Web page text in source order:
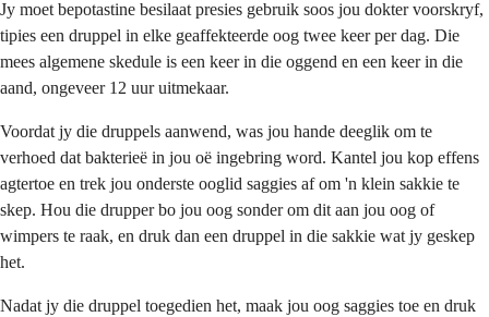
Jy moet bepotastine besilaat presies gebruik soos jou dokter voorskryf,
tipies een druppel in elke geaffekteerde oog twee keer per dag. Die
mees algemene skedule is een keer in die oggend en een keer in die
aand, ongeveer 12 uur uitmekaar.
Voordat jy die druppels aanwend, was jou hande deeglik om te
verhoed dat bakterieë in jou oë ingebring word. Kantel jou kop effens
agtertoe en trek jou onderste ooglid saggies af om 'n klein sakkie te
skep. Hou die drupper bo jou oog sonder om dit aan jou oog of
wimpers te raak, en druk dan een druppel in die sakkie wat jy geskep
het.
Nadat jy die druppel toegedien het, maak jou oog saggies toe en druk